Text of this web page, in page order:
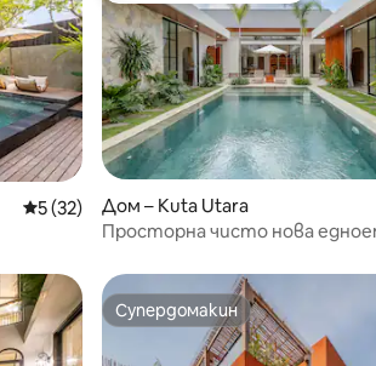
Средна оценка: 5 от 5, 32 отзива
5 (32)
Дом – Kuta Utara
Просторна чисто нова
Супердомакин
Супердомакин